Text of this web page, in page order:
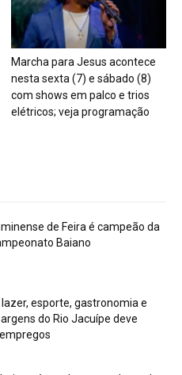
Marcha para Jesus acontece
nesta sexta (7) e sábado (8)
com shows em palco e trios
elétricos; veja programação
de Feira é campeão da
Baiano
lazer, esporte, gastronomia e
do Rio Jacuípe deve